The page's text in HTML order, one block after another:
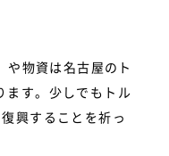
物資は名古屋のト
ます。少しでもトル
興することを祈っ